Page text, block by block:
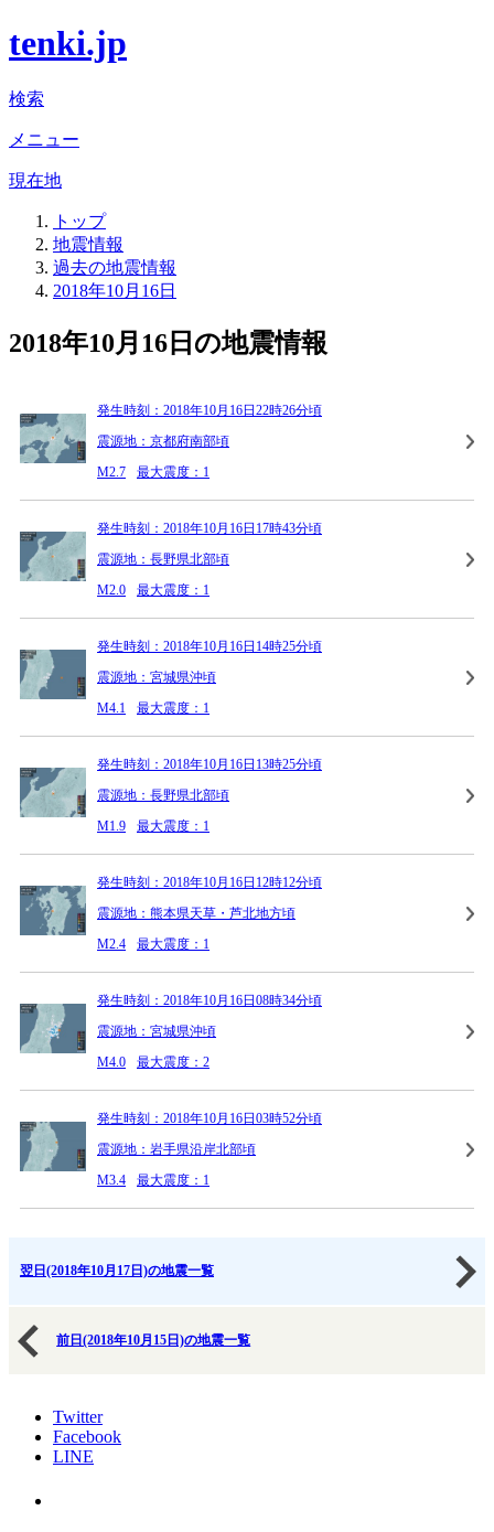
tenki.jp
検索
メニュー
現在地
トップ
地震情報
過去の地震情報
2018年10月16日
2018年10月16日の地震情報
発生時刻：2018年10月16日22時26分頃
震源地：京都府南部頃
M2.7
最大震度：1
発生時刻：2018年10月16日17時43分頃
震源地：長野県北部頃
M2.0
最大震度：1
発生時刻：2018年10月16日14時25分頃
震源地：宮城県沖頃
M4.1
最大震度：1
発生時刻：2018年10月16日13時25分頃
震源地：長野県北部頃
M1.9
最大震度：1
発生時刻：2018年10月16日12時12分頃
震源地：熊本県天草・芦北地方頃
M2.4
最大震度：1
発生時刻：2018年10月16日08時34分頃
震源地：宮城県沖頃
M4.0
最大震度：2
発生時刻：2018年10月16日03時52分頃
震源地：岩手県沿岸北部頃
M3.4
最大震度：1
翌日(2018年10月17日)の地震一覧
前日(2018年10月15日)の地震一覧
Twitter
Facebook
LINE